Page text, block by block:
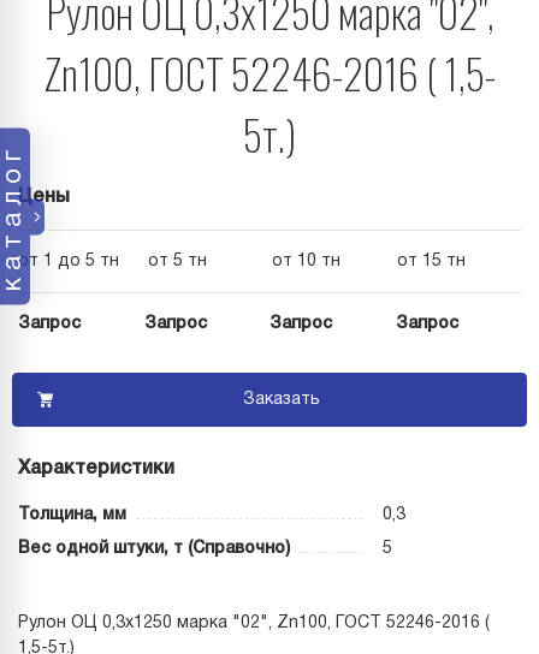
каталог
Zn100, ГОСТ 52246-2016 ( 1,5-
5т.)
Цены
от 1 до 5 тн от 5 тн от 10 тн от 15 тн
Запрос Запрос Запрос Запрос
Заказать
Характеристики
Толщина, мм 0,3
Вес одной штуки, т (Справочно) 5
Рулон ОЦ 0,3х1250 марка "02", Zn100, ГОСТ 52246-2016 (
1,5-5т.)